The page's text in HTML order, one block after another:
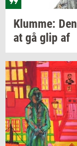
Klum­me: Den
at gå glip af